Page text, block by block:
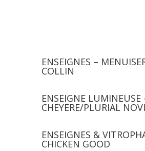
ENSEIGNES –
COLLIN
ENSEIGNE LUMINEUSE
CHEYERE/PLURIAL
ENSEIGNES &
CHICKEN GOOD